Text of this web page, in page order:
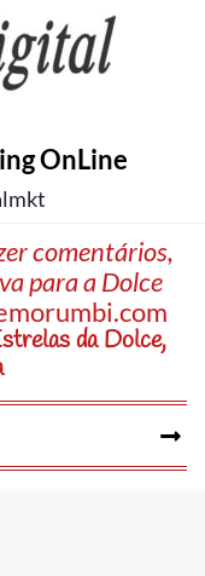
OnLine
comentários,
para a Dolce
da Dolce,